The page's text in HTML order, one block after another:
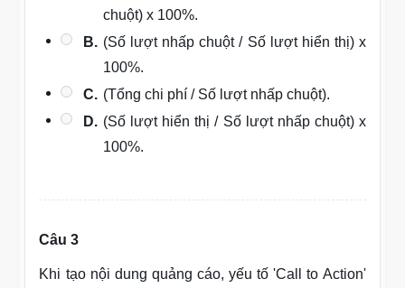
chuột) x 100%.
B. (Số lượt nhấp chuột / Số lượt hiển thị) x
100%.
C. (Tổng chi phí / Số lượt nhấp chuột).
D. (Số lượt hiển thị / Số lượt nhấp chuột) x
100%.
Câu 3
Khi tạo nội dung quảng cáo, yếu tố 'Call to Action'